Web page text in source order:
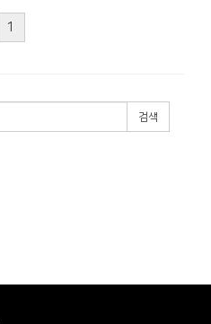
1
검색